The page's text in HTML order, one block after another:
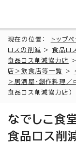
現在の位置： トップ
ロスの削減 > 食品ロ
食品ロス削減協力店
>
店＞飲食店等一覧
>
＞居酒屋・創作料理／
食品ロス削減協力店）
なでしこ食
食品ロス削